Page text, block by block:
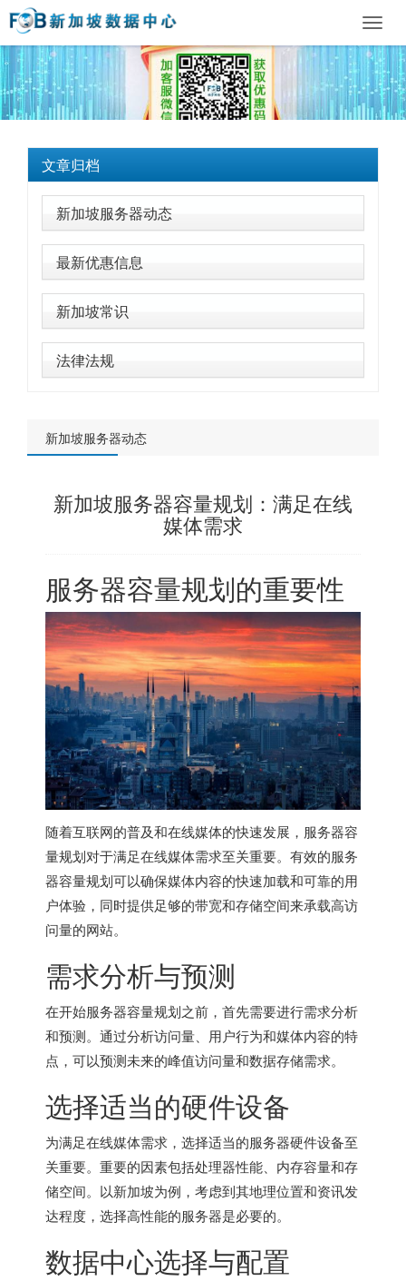
文章归档
新加坡服务器动态
最新优惠信息
新加坡常识
法律法规
新加坡服务器动态
新加坡服务器容量规划：满足在线
媒体需求
服务器容量规划的重要性
随着互联网的普及和在线媒体的快速发展，服务器容
量规划对于满足在线媒体需求至关重要。有效的服务
器容量规划可以确保媒体内容的快速加载和可靠的用
户体验，同时提供足够的带宽和存储空间来承载高访
问量的网站。
需求分析与预测
在开始服务器容量规划之前，首先需要进行需求分析
和预测。通过分析访问量、用户行为和媒体内容的特
点，可以预测未来的峰值访问量和数据存储需求。
选择适当的硬件设备
为满足在线媒体需求，选择适当的服务器硬件设备至
关重要。重要的因素包括处理器性能、内存容量和存
储空间。以新加坡为例，考虑到其地理位置和资讯发
达程度，选择高性能的服务器是必要的。
数据中心选择与配置